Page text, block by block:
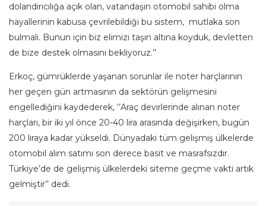
dolandırıcılığa açık olan, vatandaşın otomobil sahibi olma
hayallerinin kabusa çevrilebildiği bu sistem, mutlaka son
bulmalı. Bunun için biz elimizi taşın altına koyduk, devletten
de bize destek olmasını bekliyoruz.’’
Erkoç, gümrüklerde yaşanan sorunlar ile noter harçlarının
her geçen gün artmasının da sektörün gelişmesini
engellediğini kaydederek, ‘’Araç devirlerinde alınan noter
harçları, bir iki yıl önce 20-40 lira arasında değişirken, bugün
200 liraya kadar yükseldi. Dünyadaki tüm gelişmiş ülkelerde
otomobil alım satımı son derece basit ve masrafsızdır.
Türkiye’de de gelişmiş ülkelerdeki siteme geçme vakti artık
gelmiştir’’ dedi.